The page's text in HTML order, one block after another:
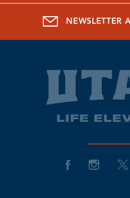
NEWSLETTER